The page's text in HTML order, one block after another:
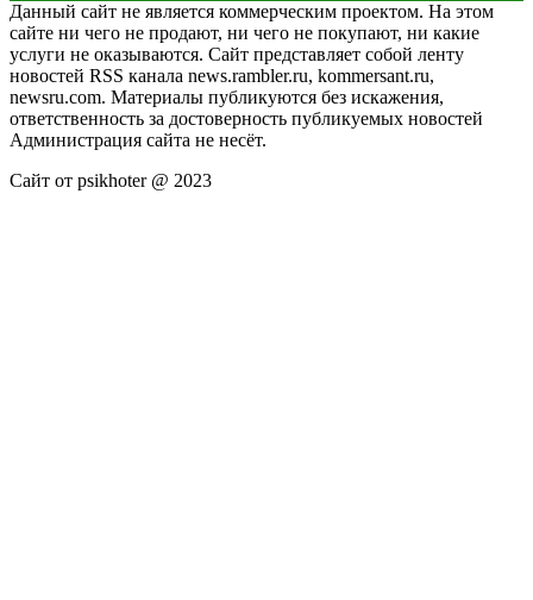
Данный сайт не является коммерческим проектом. На этом
сайте ни чего не продают, ни чего не покупают, ни какие
услуги не оказываются. Сайт представляет собой ленту
новостей RSS канала news.rambler.ru, kommersant.ru,
newsru.com. Материалы публикуются без искажения,
ответственность за достоверность публикуемых новостей
Администрация сайта не несёт.
Сайт от psikhoter @ 2023